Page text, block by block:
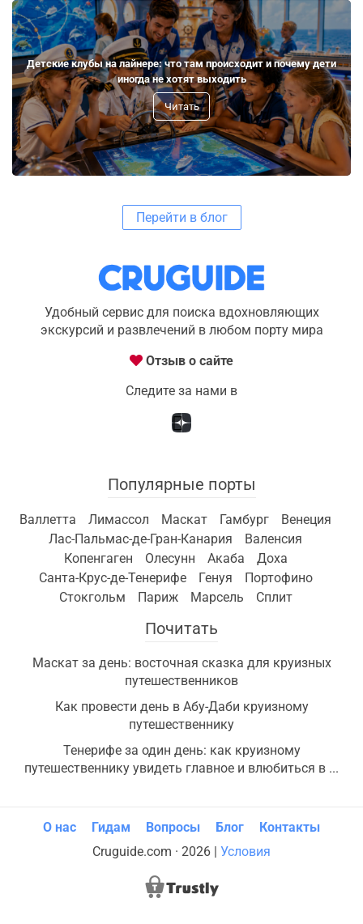
Детские клубы на лайнере: что там происходит и почему дети
иногда не хотят выходить
Читать
Перейти в блог
Удобный сервис для поиска вдохновляющих
экскурсий и развлечений в любом порту мира
Отзыв о сайте
Следите за нами в
Популярные порты
Валлетта Лимассол Маскат Гамбург
Венеция
Лас-Пальмас-де-Гран-Канария
Валенсия
Копенгаген
Олесунн Акаба
Доха
Санта-Крус-де-Тенерифе
Генуя
Портофино
Стокгольм
Париж Марсель Сплит
Почитать
Маскат за день: восточная сказка для круизных
путешественников
Как провести день в Абу-Даби круизному
путешественнику
Тенерифе за один день: как круизному
путешественнику увидеть главное и влюбиться в ...
Cruguide.com · 2026 | Условия
О нас Гидам Вопросы Блог Контакты